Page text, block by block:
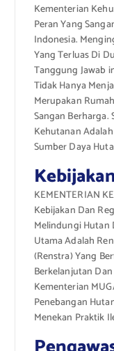
Kementerian
Peran Yang
Indonesia.
Yang Terluas Di
Tanggung Jawab
Tidak Hanya
Merupakan
Sangan
Kehutanan
Sumber Daya
KEMENTERIAN
Kebijakan Dan
Melindungi Hutan
Utama Adalah
(Renstra) Yang
Berkelanjutan
Kementerian
Penebangan
Menekan Praktik